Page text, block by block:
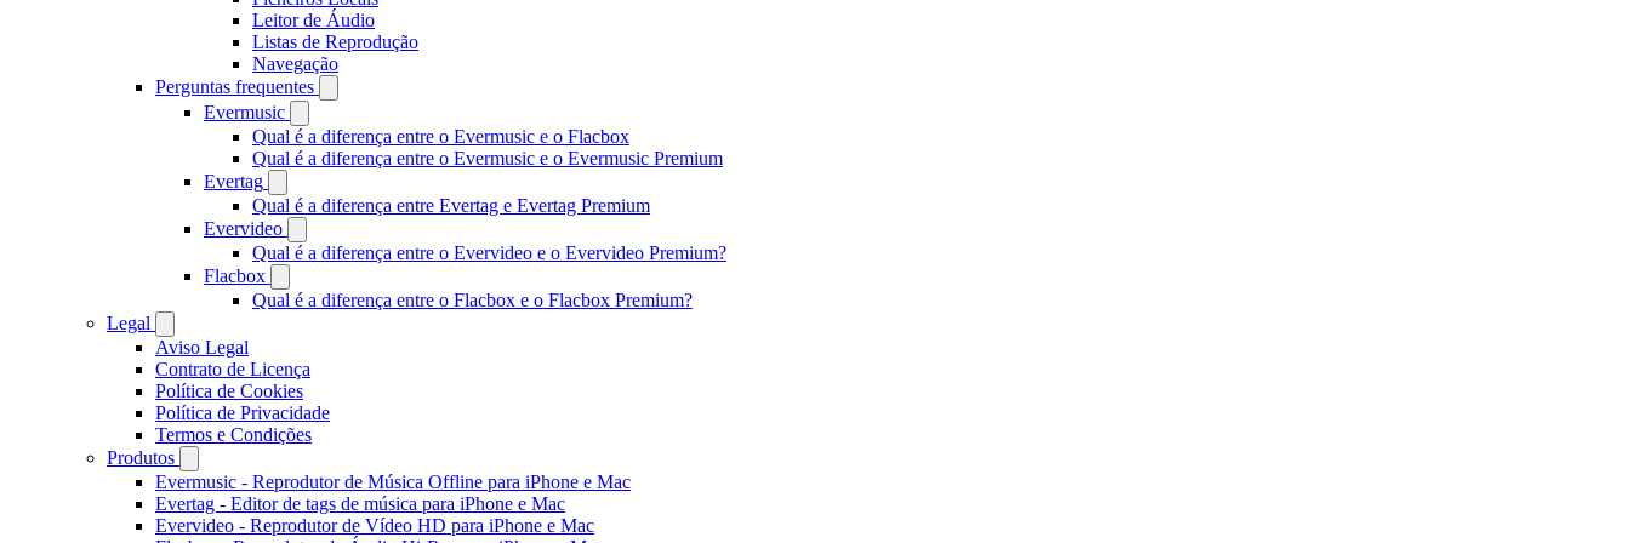
Leitor de Áudio
Listas de Reprodução
Navegação
Perguntas frequentes
Evermusic
Qual é a diferença entre o Evermusic e o Flacbox
Qual é a diferença entre o Evermusic e o Evermusic Premium
Evertag
Qual é a diferença entre Evertag e Evertag Premium
Evervideo
Qual é a diferença entre o Evervideo e o Evervideo Premium?
Flacbox
Qual é a diferença entre o Flacbox e o Flacbox Premium?
Legal
Aviso Legal
Contrato de Licença
Política de Cookies
Política de Privacidade
Termos e Condições
Produtos
Evermusic - Reprodutor de Música Offline para iPhone e Mac
Evertag - Editor de tags de música para iPhone e Mac
Evervideo - Reprodutor de Vídeo HD para iPhone e Mac